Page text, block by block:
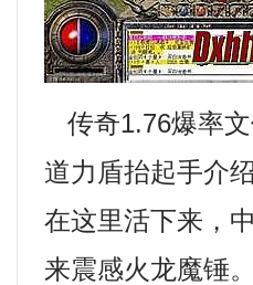
传奇1.76爆率
道力盾抬起手介
在这里活下来，
来震感火龙魔锤